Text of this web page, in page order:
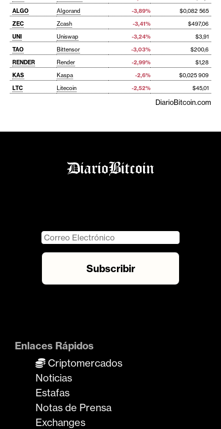
ALGO
Algorand -3,89%
$0,082 565
ZEC
Zcash -3,41%
$497,06
UNI
Uniswap -3,24%
$3,91
TAO
Bittensor -3,03%
$200,6
RENDER
Render -2,99%
$1,28
KAS
Kaspa -2,6%
$0,025 909
LTC
Litecoin -2,52% $45,01
DiarioBitcoin.com
Enlaces Rápidos
Criptomercados
Noticias
Estafas
Notas de Prensa
Exchanges